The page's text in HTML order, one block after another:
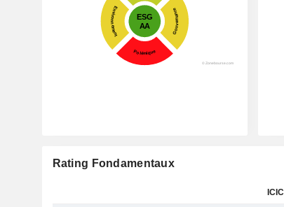
Rating Fondamentaux